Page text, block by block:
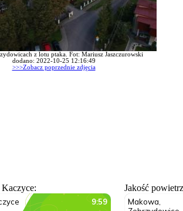
z lotu ptaka. Fot: Mariusz Jaszczurowski
dodano: 2022-10-25 12:16:49
>>>Zobacz poprzednie zdjęcia
Jakość